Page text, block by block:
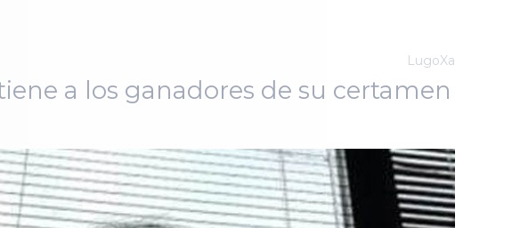
LugoXa
a los ganadores de su certamen